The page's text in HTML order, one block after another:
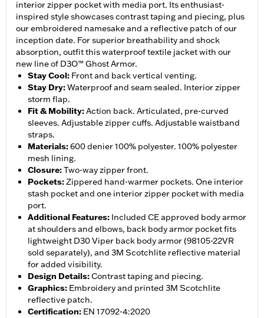
interior zipper pocket with media port. Its enthusiast-
inspired style showcases contrast taping and piecing, plus
our embroidered namesake and a reflective patch of our
inception date. For superior breathability and shock
absorption, outfit this waterproof textile jacket with our
new line of D3O™ Ghost Armor.
Stay Cool: Front and back vertical venting.
Stay Dry:Waterproof and seam sealed. Interior zipper
storm flap.
Fit & Mobility:Action back. Articulated, pre-curved
sleeves. Adjustable zipper cuffs. Adjustable waistband
straps.
Materials:600 denier 100% polyester. 100% polyester
mesh lining.
Closure:Two-way zipper front.
Pockets:Zippered hand-warmer pockets. One interior
stash pocket and one interior zipper pocket with media
port.
Additional Features: Included CE approved body armor
at shoulders and elbows, back body armor pocket fits
lightweight D30 Viper back body armor (98105-22VR
sold separately), and 3M Scotchlite reflective material
for added visibility.
Design Details:Contrast taping and piecing.
Graphics: Embroidery and printed 3M Scotchlite
reflective patch.
Certification: EN 17092-4:2020